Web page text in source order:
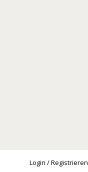
Login / Registrieren